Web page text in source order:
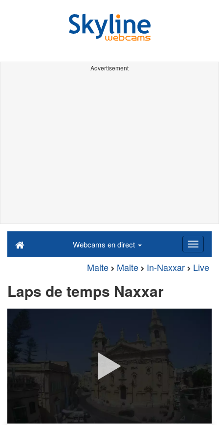
Advertisement
Webcams en direct
Malte Malte In-Naxxar Live
Laps de temps Naxxar